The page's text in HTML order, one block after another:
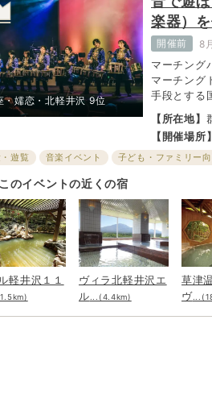
・嬬恋・北軽井沢 9位
楽器）
開催前 8
マーチング
マーチング
手段とする
団「鼓和-
スを観覧
はのドラ
ーナーを開
【所在地】
【開催場所
遊覧 音楽イベント 子ども・ファミリー
このイベントの近くの宿
軽井沢１１
ヴィラ北軽井沢エ
ル...(4.4km)
草津
ヴ